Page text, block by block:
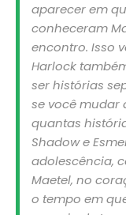
aparecer em
conheceram
encontro. Isso
Harlock
ser histórias
se você mudar
quantas
Shadow e
adolescência,
Maetel, no
o tempo em